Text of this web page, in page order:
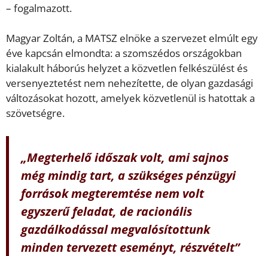
– fogalmazott.
Magyar Zoltán, a MATSZ elnöke a szervezet elmúlt egy
éve kapcsán elmondta: a szomszédos országokban
kialakult háborús helyzet a közvetlen felkészülést és
versenyeztetést nem nehezítette, de olyan gazdasági
változásokat hozott, amelyek közvetlenül is hatottak a
szövetségre.
„Megterhelő időszak volt, ami sajnos
még mindig tart, a szükséges pénzügyi
források megteremtése nem volt
egyszerű feladat, de racionális
gazdálkodással megvalósítottunk
minden tervezett eseményt, részvételt”